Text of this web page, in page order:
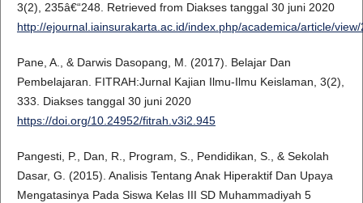
3(2), 235â€“248. Retrieved from Diakses tanggal 30 juni 2020
http://ejournal.iainsurakarta.ac.id/index.php/academica/article/
Pane, A., & Darwis Dasopang, M. (2017). Belajar Dan
Pembelajaran. FITRAH:Jurnal Kajian Ilmu-Ilmu Keislaman, 3(2),
333. Diakses tanggal 30 juni 2020
https://doi.org/10.24952/fitrah.v3i2.945
Pangesti, P., Dan, R., Program, S., Pendidikan, S., & Sekolah
Dasar, G. (2015). Analisis Tentang Anak Hiperaktif Dan Upaya
Mengatasinya Pada Siswa Kelas III SD Muhammadiyah 5